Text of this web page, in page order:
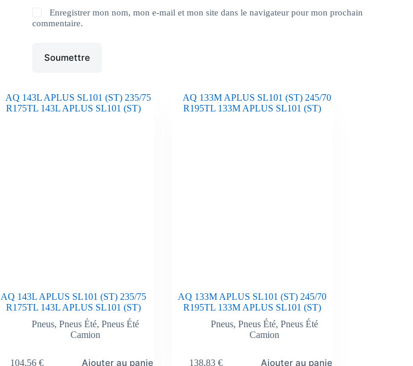
Enregistrer mon nom, mon e-mail et mon site dans le navigateur pour mon prochain
commentaire.
Soumettre
AQ 143L APLUS SL101 (ST) 235/75
R175TL 143L APLUS SL101 (ST)
Pneus, Pneus Été, Pneus Été
Camion
104,56€ Ajouter au panier
AQ 133M APLUS SL101 (ST) 245/70
R195TL 133M APLUS SL101 (ST)
Pneus, Pneus Été, Pneus Été
Camion
138,83€ Ajouter au panier